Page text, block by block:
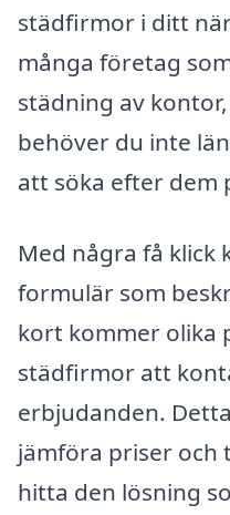
städfirmor i ditt
många företag
städning av
behöver du inte
att söka efter dem
Med några få klick
formulär som
kort kommer olika
städfirmor att
erbjudanden.
jämföra priser och
hitta den lösning